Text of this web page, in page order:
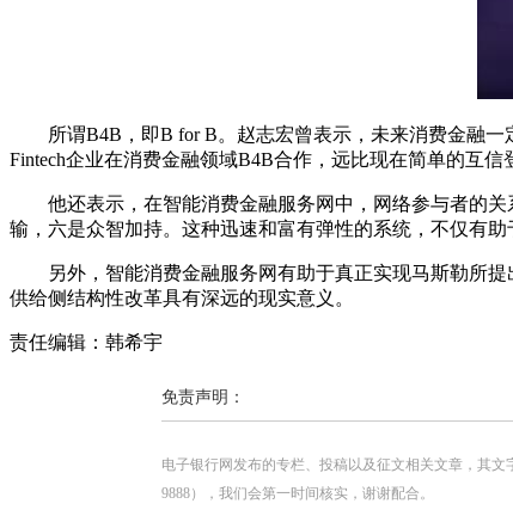
所谓B4B，即B for B。赵志宏曾表示，未来消费金融一
Fintech企业在消费金融领域B4B合作，远比现在简单的互信
他还表示，在智能消费金融服务网中，网络参与者的关
输，六是众智加持。这种迅速和富有弹性的系统，不仅有
另外，智能消费金融服务网有助于真正实现马斯勒所提
供给侧结构性改革具有深远的现实意义。
责任编辑：韩希宇
免责声明：
电子银行网发布的专栏、投稿以及征文相关文章，其文
9888），我们会第一时间核实，谢谢配合。